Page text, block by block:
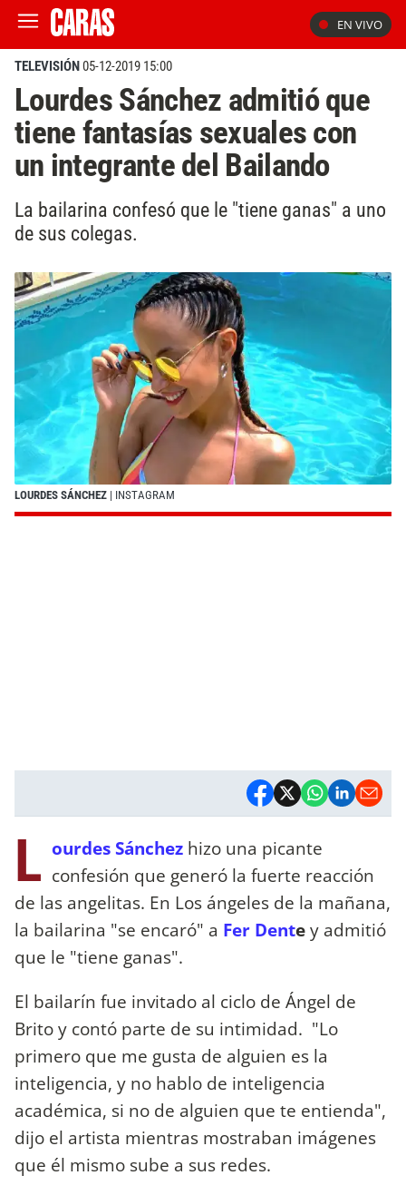
EN VIVO
TELEVISIÓN05-12-2019 15:00
Lourdes Sánchez admitió que
tiene fantasías sexuales con
un integrante del Bailando
La bailarina confesó que le "tiene ganas" a uno
de sus colegas.
LOURDES SÁNCHEZ | INSTAGRAM
L ourdes Sánchez hizo una picante
confesión que generó la fuerte reacción
de las angelitas. En Los ángeles de la mañana,
la bailarina "se encaró" a Fer Dentey admitió
que le "tiene ganas".
El bailarín fue invitado al ciclo de Ángel de
Brito y contó parte de su intimidad. "Lo
primero que me gusta de alguien es la
inteligencia, y no hablo de inteligencia
académica, si no de alguien que te entienda",
dijo el artista mientras mostraban imágenes
que él mismo sube a sus redes.